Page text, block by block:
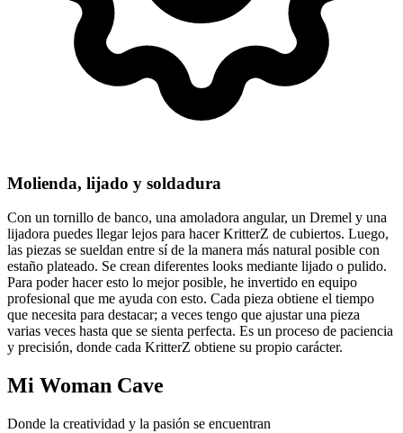
Molienda, lijado y soldadura
Con un tornillo de banco, una amoladora angular, un Dremel y una
lijadora puedes llegar lejos para hacer KritterZ de cubiertos. Luego,
las piezas se sueldan entre sí de la manera más natural posible con
estaño plateado. Se crean diferentes looks mediante lijado o pulido.
Para poder hacer esto lo mejor posible, he invertido en equipo
profesional que me ayuda con esto. Cada pieza obtiene el tiempo
que necesita para destacar; a veces tengo que ajustar una pieza
varias veces hasta que se sienta perfecta. Es un proceso de paciencia
y precisión, donde cada KritterZ obtiene su propio carácter.
Mi Woman Cave
Donde la creatividad y la pasión se encuentran